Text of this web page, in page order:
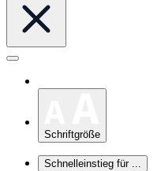
Schriftgröße
Schnelleinstieg für ...